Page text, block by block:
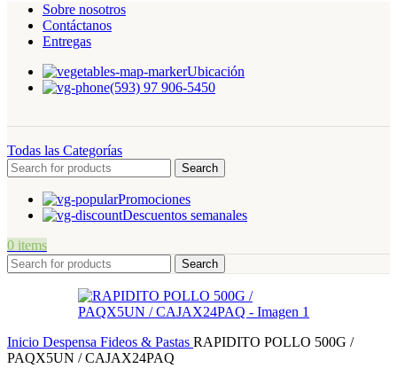
Sobre nosotros
Contáctanos
Entregas
Ubicación
(593) 97 906-5450
Todas las Categorías
Search
Promociones
Descuentos semanales
0 items
Search
Inicio Despensa Fideos & Pastas RAPIDITO POLLO 500G /
PAQX5UN / CAJAX24PAQ